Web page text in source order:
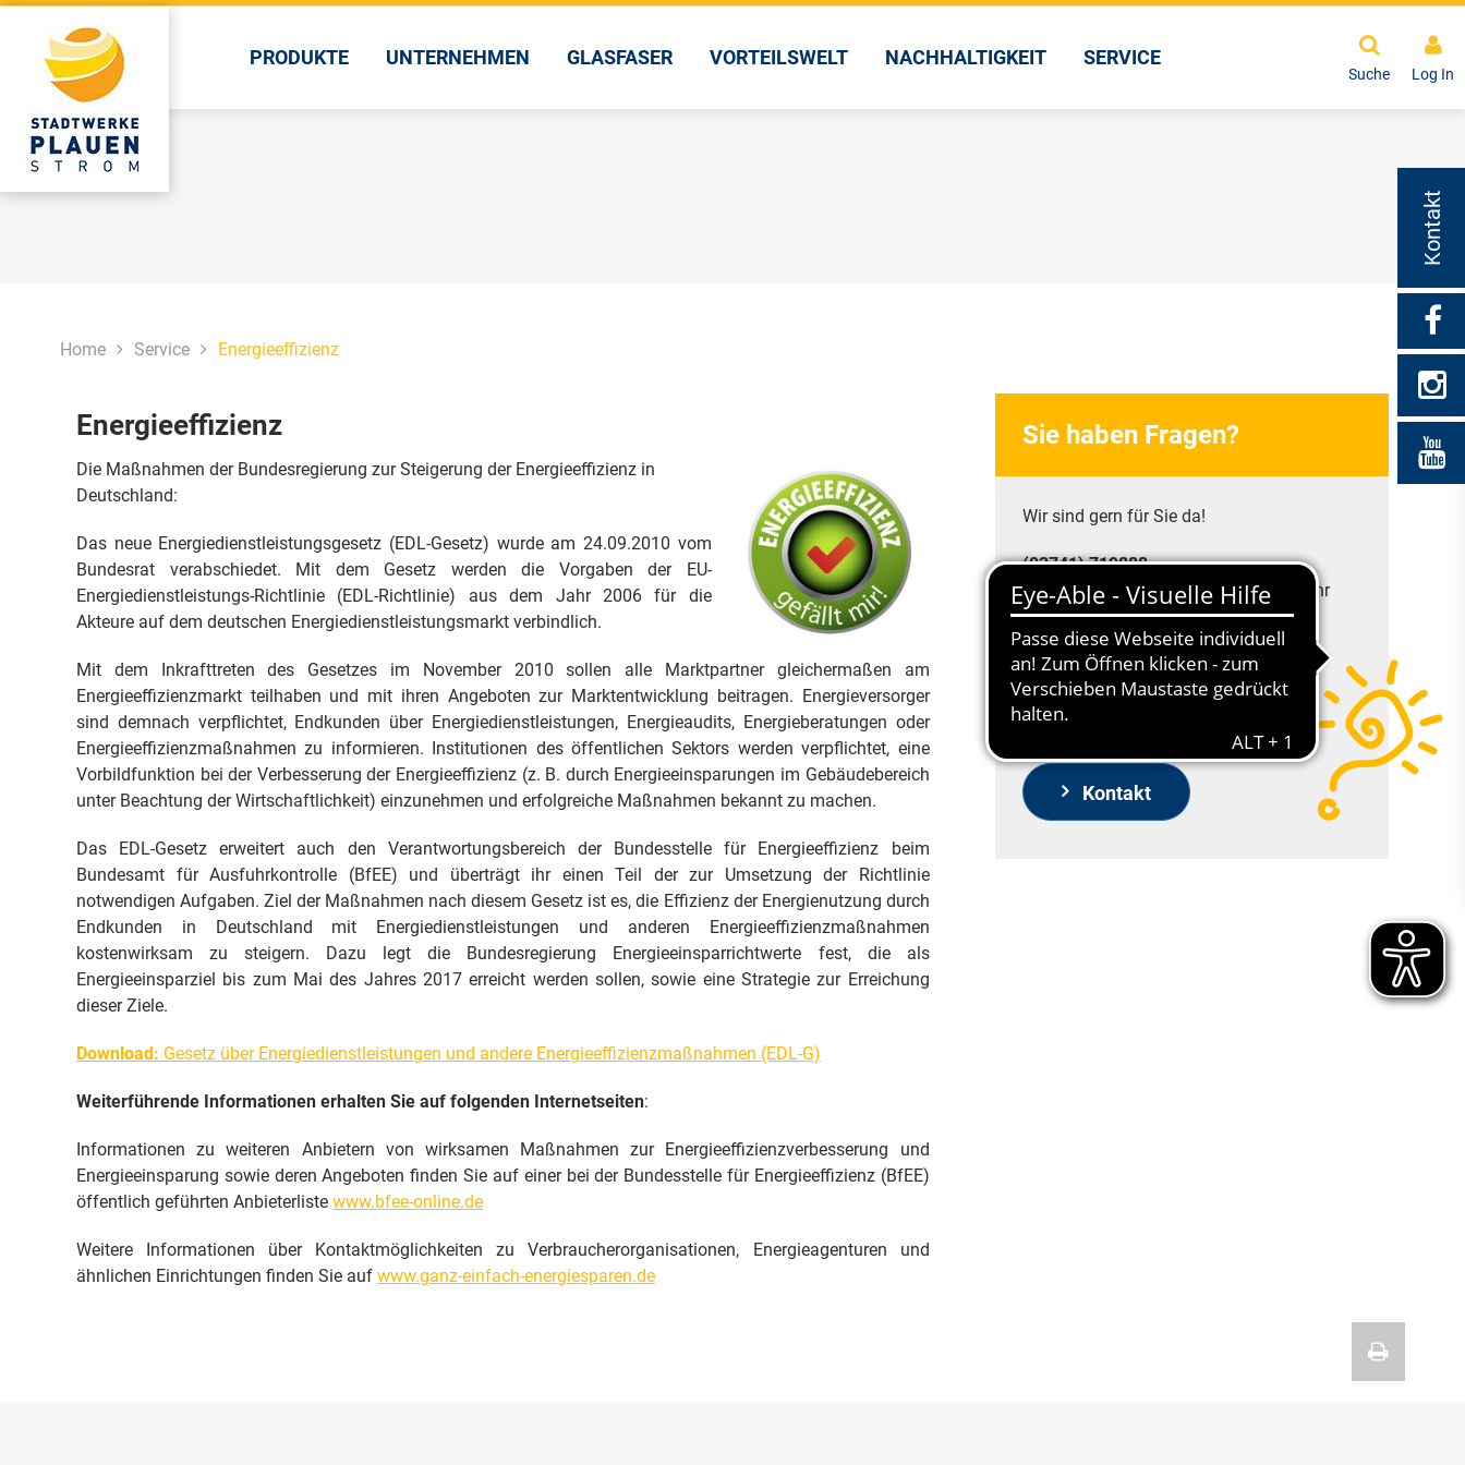
Skip
content
PRODUKTE UNTERNEHMEN GLASFASER VORTEILSWELT NACHHALTIGKEIT SERVICE
Suche Log In
Kontakt
Home Service Energieeffizienz
Energieeffizienz
Die Maßnahmen der Bundesregierung zur Steigerung der Energieeffizienz in
Deutschland:
Das neue Energiedienstleistungsgesetz (EDL-Gesetz) wurde am 24.09.2010 vom
Bundesrat verabschiedet. Mit dem Gesetz werden die Vorgaben der EU-
Energiedienstleistungs-Richtlinie (EDL-Richtlinie) aus dem Jahr 2006 für die
Akteure auf dem deutschen Energiedienstleistungsmarkt verbindlich.
Mit dem Inkrafttreten des Gesetzes im November 2010 sollen alle Marktpartner gleichermaßen am
Energieeffizienzmarkt teilhaben und mit ihren Angeboten zur Marktentwicklung beitragen. Energieversorger
sind demnach verpflichtet, Endkunden über Energiedienstleistungen, Energieaudits, Energieberatungen oder
Energieeffizienzmaßnahmen zu informieren. Institutionen des öffentlichen Sektors werden verpflichtet, eine
Vorbildfunktion bei der Verbesserung der Energieeffizienz (z. B. durch Energieeinsparungen im Gebäudebereich
unter Beachtung der Wirtschaftlichkeit) einzunehmen und erfolgreiche Maßnahmen bekannt zu machen.
Das EDL-Gesetz erweitert auch den Verantwortungsbereich der Bundesstelle für Energieeffizienz beim
Bundesamt für Ausfuhrkontrolle (BfEE) und überträgt ihr einen Teil der zur Umsetzung der Richtlinie
notwendigen Aufgaben. Ziel der Maßnahmen nach diesem Gesetz ist es, die Effizienz der Energienutzung durch
Endkunden in Deutschland mit Energiedienstleistungen und anderen Energieeffizienzmaßnahmen
kostenwirksam zu steigern. Dazu legt die Bundesregierung Energieeinsparrichtwerte fest, die als
Energieeinsparziel bis zum Mai des Jahres 2017 erreicht werden sollen, sowie eine Strategie zur Erreichung
dieser Ziele.
Download: Gesetz über Energiedienstleistungen und andere Energieeffizienzmaßnahmen (EDL-G)
Weiterführende Informationen erhalten Sie auf folgenden Internetseiten:
Informationen zu weiteren Anbietern von wirksamen Maßnahmen zur Energieeffizienzverbesserung und
Energieeinsparung sowie deren Angeboten finden Sie auf einer bei der Bundesstelle für Energieeffizienz (BfEE)
öffentlich geführten Anbieterliste www.bfee-online.de
Weitere Informationen über Kontaktmöglichkeiten zu Verbraucherorganisationen, Energieagenturen und
ähnlichen Einrichtungen finden Sie auf www.ganz-einfach-energiesparen.de
Sie haben Fragen?
Wir sind gern für Sie da!
(03741) 719888
Montag bis Freitag - 07.00 bis 19.00 Uhr
Gern können Sie auch über
unser Kontaktformular oder unseren
Rückrufservice mit uns Kontakt
aufnehmen!
Kontakt